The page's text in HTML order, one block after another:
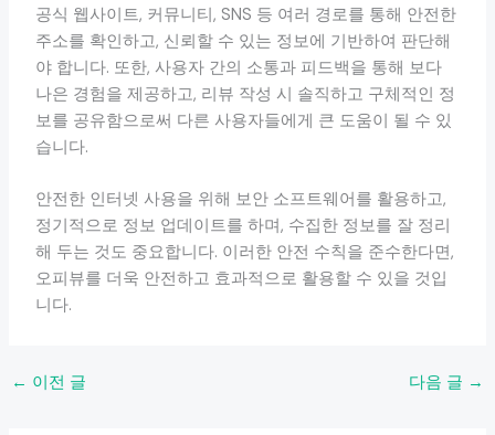
공식 웹사이트, 커뮤니티, SNS 등 여러 경로를 통해 안전한
주소를 확인하고, 신뢰할 수 있는 정보에 기반하여 판단해
야 합니다. 또한, 사용자 간의 소통과 피드백을 통해 보다
나은 경험을 제공하고, 리뷰 작성 시 솔직하고 구체적인 정
보를 공유함으로써 다른 사용자들에게 큰 도움이 될 수 있
습니다.
안전한 인터넷 사용을 위해 보안 소프트웨어를 활용하고,
정기적으로 정보 업데이트를 하며, 수집한 정보를 잘 정리
해 두는 것도 중요합니다. 이러한 안전 수칙을 준수한다면,
오피뷰를 더욱 안전하고 효과적으로 활용할 수 있을 것입
니다.
← 이전 글 다음 글 →